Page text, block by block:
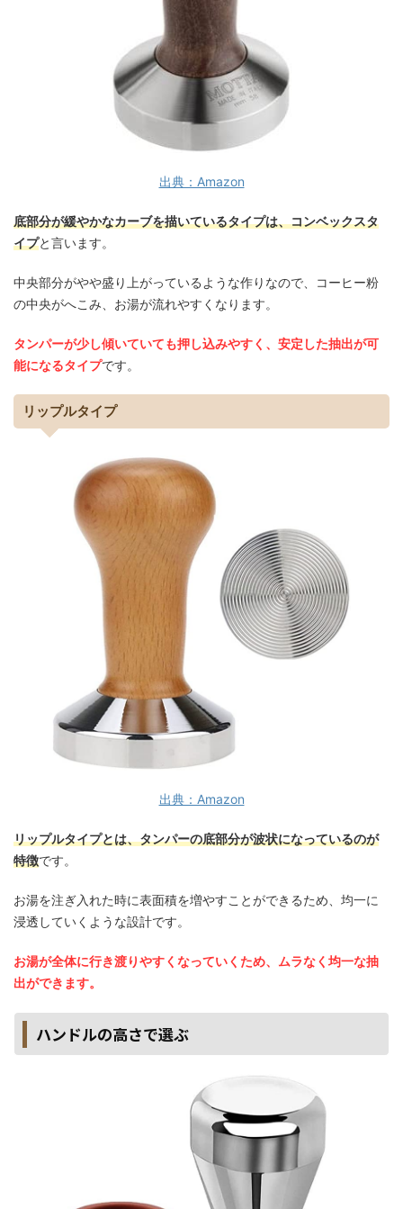
出典：Amazon
底部分が緩やかなカーブを描いているタイプは、コンベックスタ
イプと言います。
中央部分がやや盛り上がっているような作りなので、コーヒー粉
の中央がへこみ、お湯が流れやすくなります。
タンパーが少し傾いていても押し込みやすく、安定した抽出が可
能になるタイプです。
リップルタイプ
出典：Amazon
リップルタイプとは、タンパーの底部分が波状になっているのが
特徴です。
お湯を注ぎ入れた時に表面積を増やすことができるため、均一に
浸透していくような設計です。
お湯が全体に行き渡りやすくなっていくため、ムラなく均一な抽
出ができます。
ハンドルの高さで選ぶ